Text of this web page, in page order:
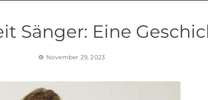
Sänger: Eine
November 29, 2023